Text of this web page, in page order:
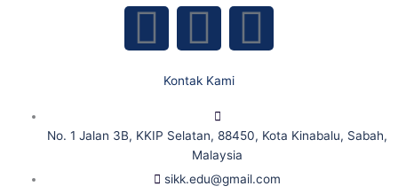
F
a
c
e
Y
o
u
t
I
s
t
Kontak Kami
No. 1 Jalan 3B, KKIP Selatan, 88450, Kota Kinabalu, Sabah,
Malaysia
sikk.edu@gmail.com